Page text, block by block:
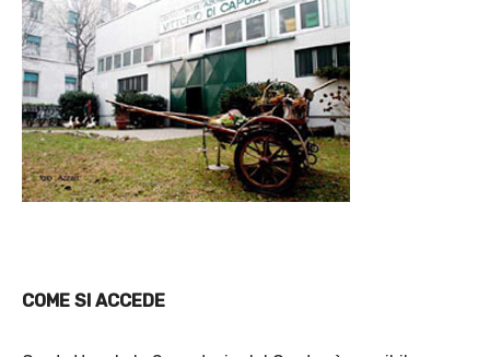
COME SI ACCEDE